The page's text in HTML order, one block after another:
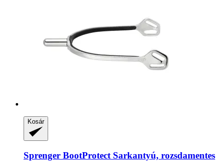
Kosár
Sprenger BootProtect Sarkantyú, rozsdamentes